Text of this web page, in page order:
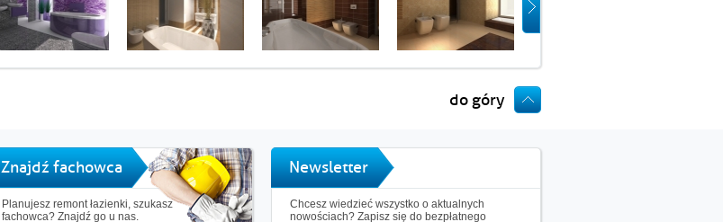
do góry
Znajdź fachowca
Planujesz remont łazienki, szukasz
fachowca? Znajdź go u nas.
Newsletter
Chcesz wiedzieć wszystko o aktualnych
nowościach? Zapisz się do bezpłatnego